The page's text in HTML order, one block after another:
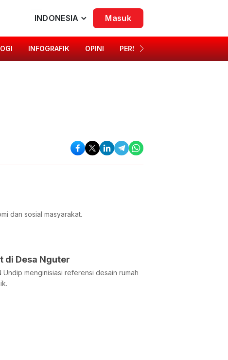
INDONESIA Masuk
INFOGRAFIK OPINI PERSONA
dan sosial masyarakat.
di Desa Nguter
Undip menginisiasi referensi desain rumah